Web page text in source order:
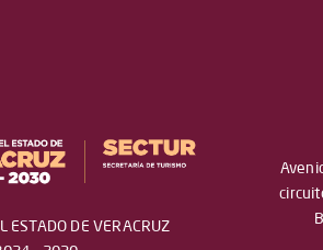
ESTADO DE VERACRUZ